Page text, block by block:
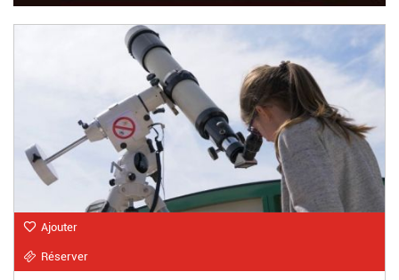
Ajouter
Réserver